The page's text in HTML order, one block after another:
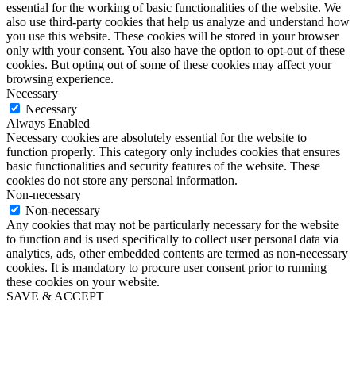
essential for the working of basic functionalities of the website. We
also use third-party cookies that help us analyze and understand how
you use this website. These cookies will be stored in your browser
only with your consent. You also have the option to opt-out of these
cookies. But opting out of some of these cookies may affect your
browsing experience.
Necessary
Necessary
Always Enabled
Necessary cookies are absolutely essential for the website to
function properly. This category only includes cookies that ensures
basic functionalities and security features of the website. These
cookies do not store any personal information.
Non-necessary
Non-necessary
Any cookies that may not be particularly necessary for the website
to function and is used specifically to collect user personal data via
analytics, ads, other embedded contents are termed as non-necessary
cookies. It is mandatory to procure user consent prior to running
these cookies on your website.
SAVE & ACCEPT